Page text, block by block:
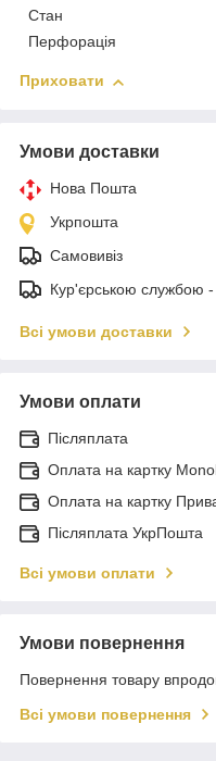
Стан
Перфорація
Приховати
Умови доставки
Нова Пошта
Укрпошта
Самовивіз
Кур'єрською службою
Всі умови доставки
Умови оплати
Післяплата
Оплата на картку
Оплата на картку
Післяплата УкрПошта
Всі умови оплати
Умови повернення
Повернення товару
Всі умови повернення